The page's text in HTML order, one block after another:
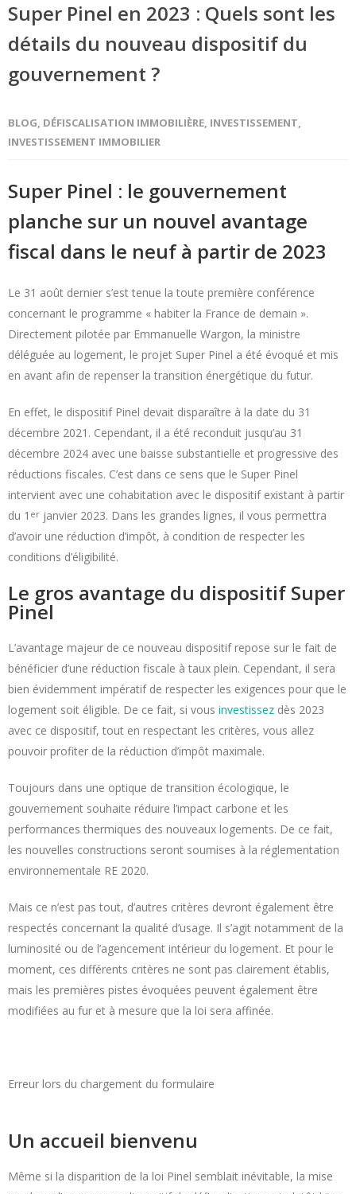
Super Pinel en 2023 : Quels sont les
détails du nouveau dispositif du
gouvernement ?
BLOG, DÉFISCALISATION IMMOBILIÈRE, INVESTISSEMENT,
INVESTISSEMENT IMMOBILIER
Super Pinel : le gouvernement
planche sur un nouvel avantage
fiscal dans le neuf à partir de 2023
Le 31 août dernier s’est tenue la toute première conférence
concernant le programme « habiter la France de demain ».
Directement pilotée par Emmanuelle Wargon, la ministre
déléguée au logement, le projet Super Pinel a été évoqué et mis
en avant afin de repenser la transition énergétique du futur.
En effet, le dispositif Pinel devait disparaître à la date du 31
décembre 2021. Cependant, il a été reconduit jusqu’au 31
décembre 2024 avec une baisse substantielle et progressive des
réductions fiscales. C’est dans ce sens que le Super Pinel
intervient avec une cohabitation avec le dispositif existant à partir
du 1 er janvier 2023. Dans les grandes lignes, il vous permettra
d’avoir une réduction d’impôt, à condition de respecter les
conditions d’éligibilité.
Le gros avantage du dispositif Super
Pinel
L’avantage majeur de ce nouveau dispositif repose sur le fait de
bénéficier d’une réduction fiscale à taux plein. Cependant, il sera
bien évidemment impératif de respecter les exigences pour que le
logement soit éligible. De ce fait, si vous investissez dès 2023
avec ce dispositif, tout en respectant les critères, vous allez
pouvoir profiter de la réduction d’impôt maximale.
Toujours dans une optique de transition écologique, le
gouvernement souhaite réduire l’impact carbone et les
performances thermiques des nouveaux logements. De ce fait,
les nouvelles constructions seront soumises à la réglementation
environnementale RE 2020.
Mais ce n’est pas tout, d’autres critères devront également être
respectés concernant la qualité d’usage. Il s’agit notamment de la
luminosité ou de l’agencement intérieur du logement. Et pour le
moment, ces différents critères ne sont pas clairement établis,
mais les premières pistes évoquées peuvent également être
modifiées au fur et à mesure que la loi sera affinée.
Erreur lors du chargement du formulaire
Un accueil bienvenu
Même si la disparition de la loi Pinel semblait inévitable, la mise